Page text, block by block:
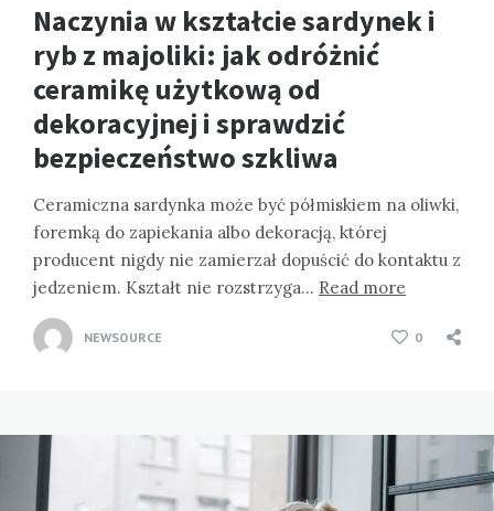
Naczynia w kształcie sardynek i
ryb z majoliki: jak odróżnić
ceramikę użytkową od
dekoracyjnej i sprawdzić
bezpieczeństwo szkliwa
Ceramiczna sardynka może być półmiskiem na oliwki,
foremką do zapiekania albo dekoracją, której
producent nigdy nie zamierzał dopuścić do kontaktu z
jedzeniem. Kształt nie rozstrzyga… Read more
NEWSOURCE 0